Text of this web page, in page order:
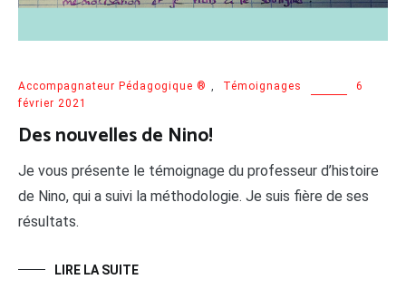
Accompagnateur Pédagogique ® , Témoignages
6
février 2021
Des nouvelles de Nino!
Je vous présente le témoignage du professeur d’histoire
de Nino, qui a suivi la méthodologie. Je suis fière de ses
résultats.
LIRE LA SUITE